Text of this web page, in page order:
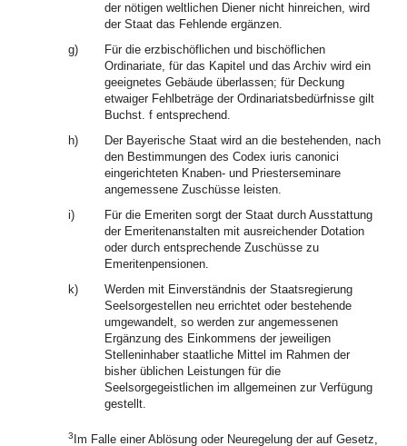
der nötigen weltlichen Diener nicht hinreichen, wird
der Staat das Fehlende ergänzen.
g)
Für die erzbischöflichen und bischöflichen
Ordinariate, für das Kapitel und das Archiv wird ein
geeignetes Gebäude überlassen; für Deckung
etwaiger Fehlbeträge der Ordinariatsbedürfnisse gilt
Buchst. f entsprechend.
h)
Der Bayerische Staat wird an die bestehenden, nach
den Bestimmungen des Codex iuris canonici
eingerichteten Knaben- und Priesterseminare
angemessene Zuschüsse leisten.
i)
Für die Emeriten sorgt der Staat durch Ausstattung
der Emeritenanstalten mit ausreichender Dotation
oder durch entsprechende Zuschüsse zu
Emeritenpensionen.
k)
Werden mit Einverständnis der Staatsregierung
Seelsorgestellen neu errichtet oder bestehende
umgewandelt, so werden zur angemessenen
Ergänzung des Einkommens der jeweiligen
Stelleninhaber staatliche Mittel im Rahmen der
bisher üblichen Leistungen für die
Seelsorgegeistlichen im allgemeinen zur Verfügung
gestellt.
3 Im Falle einer Ablösung oder Neuregelung der auf Gesetz,